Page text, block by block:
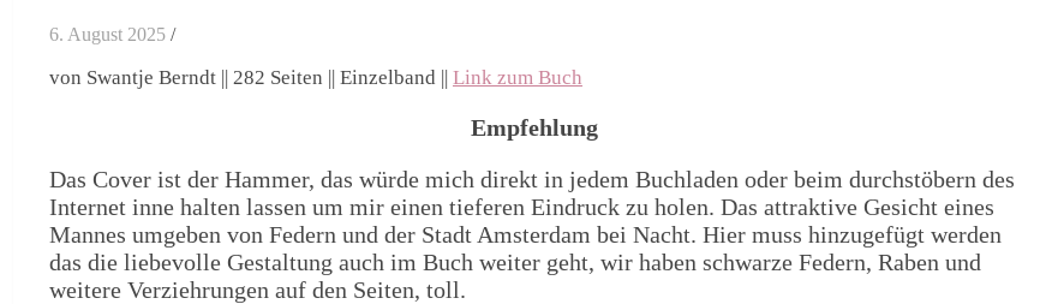
6. August 2025 /
von Swantje Berndt || 282 Seiten || Einzelband || Link zum Buch
Empfehlung
Das Cover ist der Hammer, das würde mich direkt in jedem Buchladen oder beim durchstöbern des
Internet inne halten lassen um mir einen tieferen Eindruck zu holen. Das attraktive Gesicht eines
Mannes umgeben von Federn und der Stadt Amsterdam bei Nacht. Hier muss hinzugefügt werden
das die liebevolle Gestaltung auch im Buch weiter geht, wir haben schwarze Federn, Raben und
weitere Verziehrungen auf den Seiten, toll.